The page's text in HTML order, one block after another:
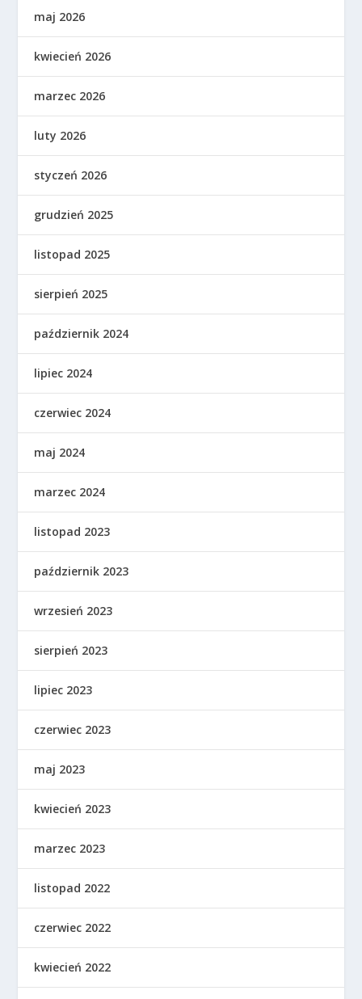
maj 2026
kwiecień 2026
marzec 2026
luty 2026
styczeń 2026
grudzień 2025
listopad 2025
sierpień 2025
październik 2024
lipiec 2024
czerwiec 2024
maj 2024
marzec 2024
listopad 2023
październik 2023
wrzesień 2023
sierpień 2023
lipiec 2023
czerwiec 2023
maj 2023
kwiecień 2023
marzec 2023
listopad 2022
czerwiec 2022
kwiecień 2022